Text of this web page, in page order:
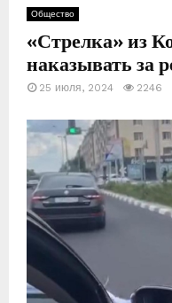
Е
М
Е
Н
Ю
Общество
«Стрелка» из
наказывать за
25 июля, 2024 2246